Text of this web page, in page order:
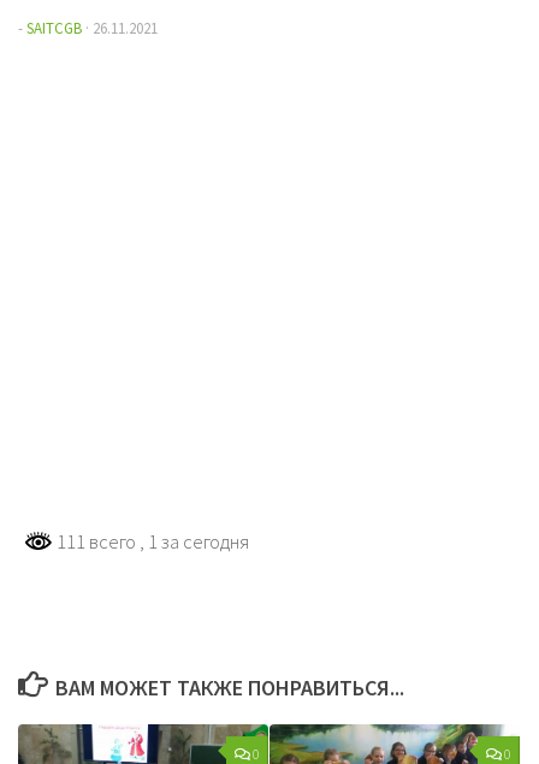
-SAITCGB · 26.11.2021
111 всего , 1 за сегодня
ВАМ МОЖЕТ ТАКЖЕ ПОНРАВИТЬСЯ...
0 0